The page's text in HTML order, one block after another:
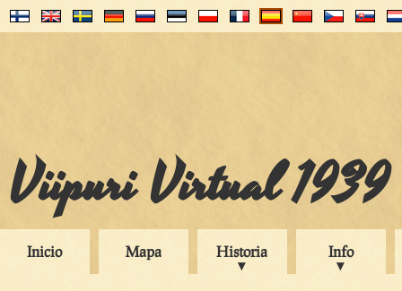
Viipuri Virtual 1939
Inicio Mapa Historia Info